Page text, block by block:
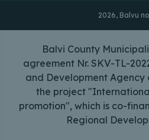
2026, Balvu
Balvi County
agreement Nr. SKV-TL-
and Development
the project
promotion", which is co-
Regional